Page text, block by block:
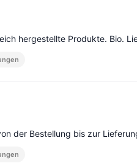
hergestellte Produkte. Bio.
der Bestellung bis zur